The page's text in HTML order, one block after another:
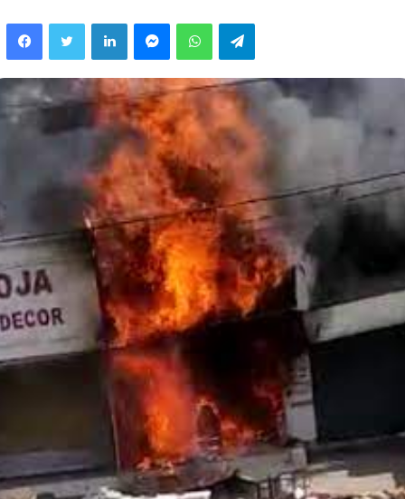
FacebookTwitter LinkedInMessengerWhatsAppTelegram